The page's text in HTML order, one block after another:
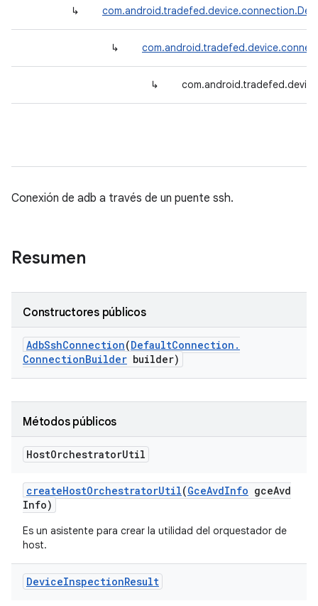
↳
↳
↳
Conexión de adb a través de un puente ssh.
Resumen
Constructores públicos
AdbSshConnection(DefaultConnection .
ConnectionBuilder builder)
Métodos públicos
HostOrchestratorUtil
createHostOrchestratorUtil(GceAvdInfo gceAvd
Info)
Es un asistente para crear la utilidad del orquestador de
host.
DeviceInspectionResult